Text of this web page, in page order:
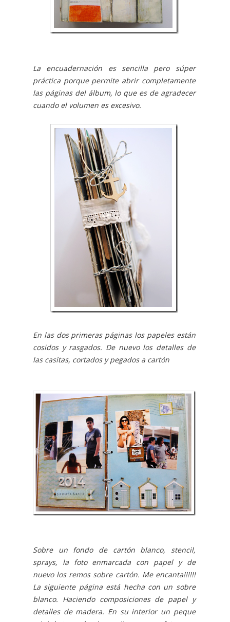
La encuadernación es sencilla pero súper
práctica porque permite abrir completamente
las páginas del álbum, lo que es de agradecer
cuando el volumen es excesivo.
En las dos primeras páginas los papeles están
cosidos y rasgados. De nuevo los detalles de
las casitas, cortados y pegados a cartón
Sobre un fondo de cartón blanco, stencil,
sprays, la foto enmarcada con papel y de
nuevo los remos sobre cartón. Me encanta!!!!!!
La siguiente página está hecha con un sobre
blanco. Haciendo composiciones de papel y
detalles de madera. En su interior un peque